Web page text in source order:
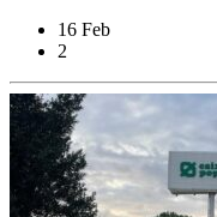
16 Feb
2